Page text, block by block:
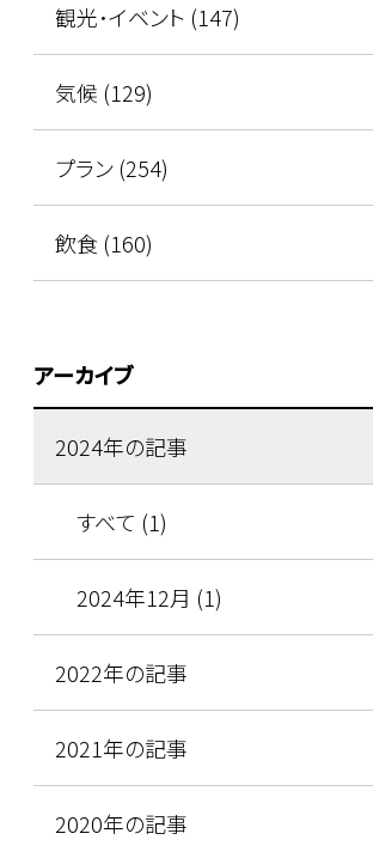
観光･イベント (147)
気候 (129)
プラン (254)
飲食 (160)
アーカイブ
2024年の記事
すべて (1)
2024年12月 (1)
2022年の記事
2021年の記事
2020年の記事